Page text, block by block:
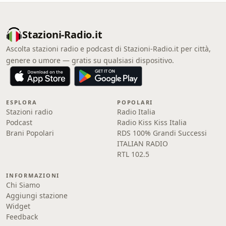
Stazioni-Radio.it
Ascolta stazioni radio e podcast di Stazioni-Radio.it per città,
genere o umore — gratis su qualsiasi dispositivo.
ESPLORA
Stazioni radio
Podcast
Brani Popolari
POPOLARI
Radio Italia
Radio Kiss Kiss Italia
RDS 100% Grandi Successi
ITALIAN RADIO
RTL 102.5
INFORMAZIONI
Chi Siamo
Aggiungi stazione
Widget
Feedback